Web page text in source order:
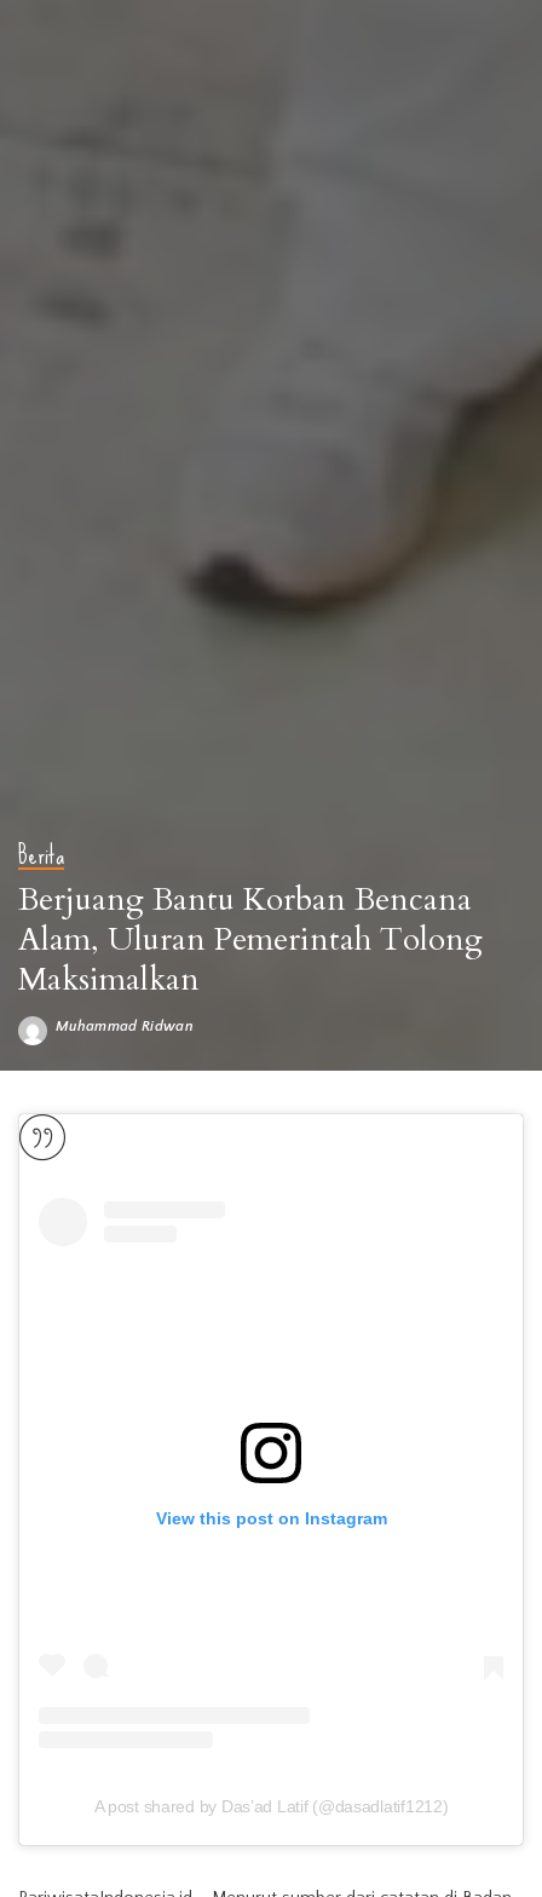
Berita
Berjuang Bantu Korban Bencana
Alam, Uluran Pemerintah Tolong
Maksimalkan
Posted
Muhammad Ridwan
View this post on Instagram
A post shared by Das’ad Latif (@dasadlatif1212)